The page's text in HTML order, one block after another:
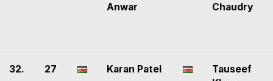
Anwar
Chaudry
32. 27 Karan Patel
Tauseef